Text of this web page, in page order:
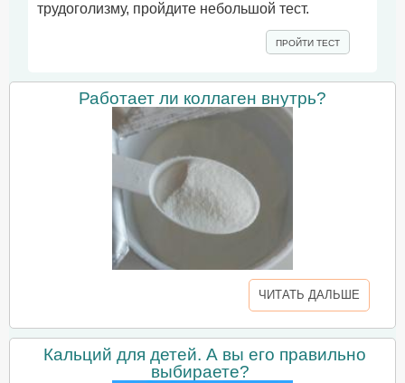
трудоголизму, пройдите небольшой тест.
ПРОЙТИ ТЕСТ
Работает ли коллаген внутрь?
ЧИТАТЬ ДАЛЬШЕ
Кальций для детей. А вы его правильно
выбираете?